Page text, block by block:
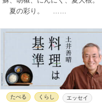
夏の彩り。 ……
たべる くらし エッセイ